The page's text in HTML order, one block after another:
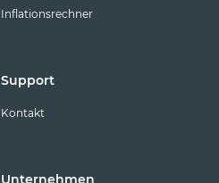
Inflationsrechner
Support
Kontakt
Unternehmen